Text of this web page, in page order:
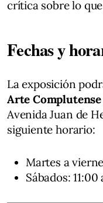
crítica sobre lo
Fechas y
La exposición
Arte
Avenida Juan de
siguiente horario:
Martes a
Sábados: 11:00